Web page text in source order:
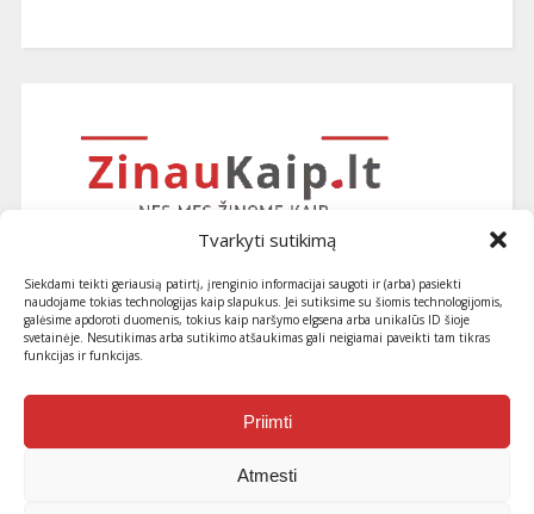
Tvarkyti sutikimą
Siekdami teikti geriausią patirtį, įrenginio informacijai saugoti ir (arba) pasiekti
naudojame tokias technologijas kaip slapukus. Jei sutiksime su šiomis technologijomis,
galėsime apdoroti duomenis, tokius kaip naršymo elgsena arba unikalūs ID šioje
svetainėje. Nesutikimas arba sutikimo atšaukimas gali neigiamai paveikti tam tikras
funkcijas ir funkcijas.
Priimti
Atmesti
Užsiprenumeruokite naujausius
straipsnius ir patarimus